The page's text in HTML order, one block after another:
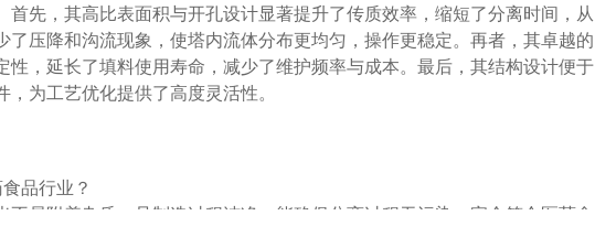
先，其高比表面积与开孔设计显著提升了传质效率，缩短了分离时间，从
压降和沟流现象，使塔内流体分布更均匀，操作更稳定。再者，其卓越的
，延长了填料使用寿命，减少了维护频率与成本。最后，其结构设计便于
为工艺优化提供了高度灵活性。
品行业？
易附着杂质，且制造过程洁净，能确保分离过程无污染，完全符合医药食